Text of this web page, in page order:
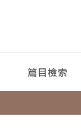
篇目檢索